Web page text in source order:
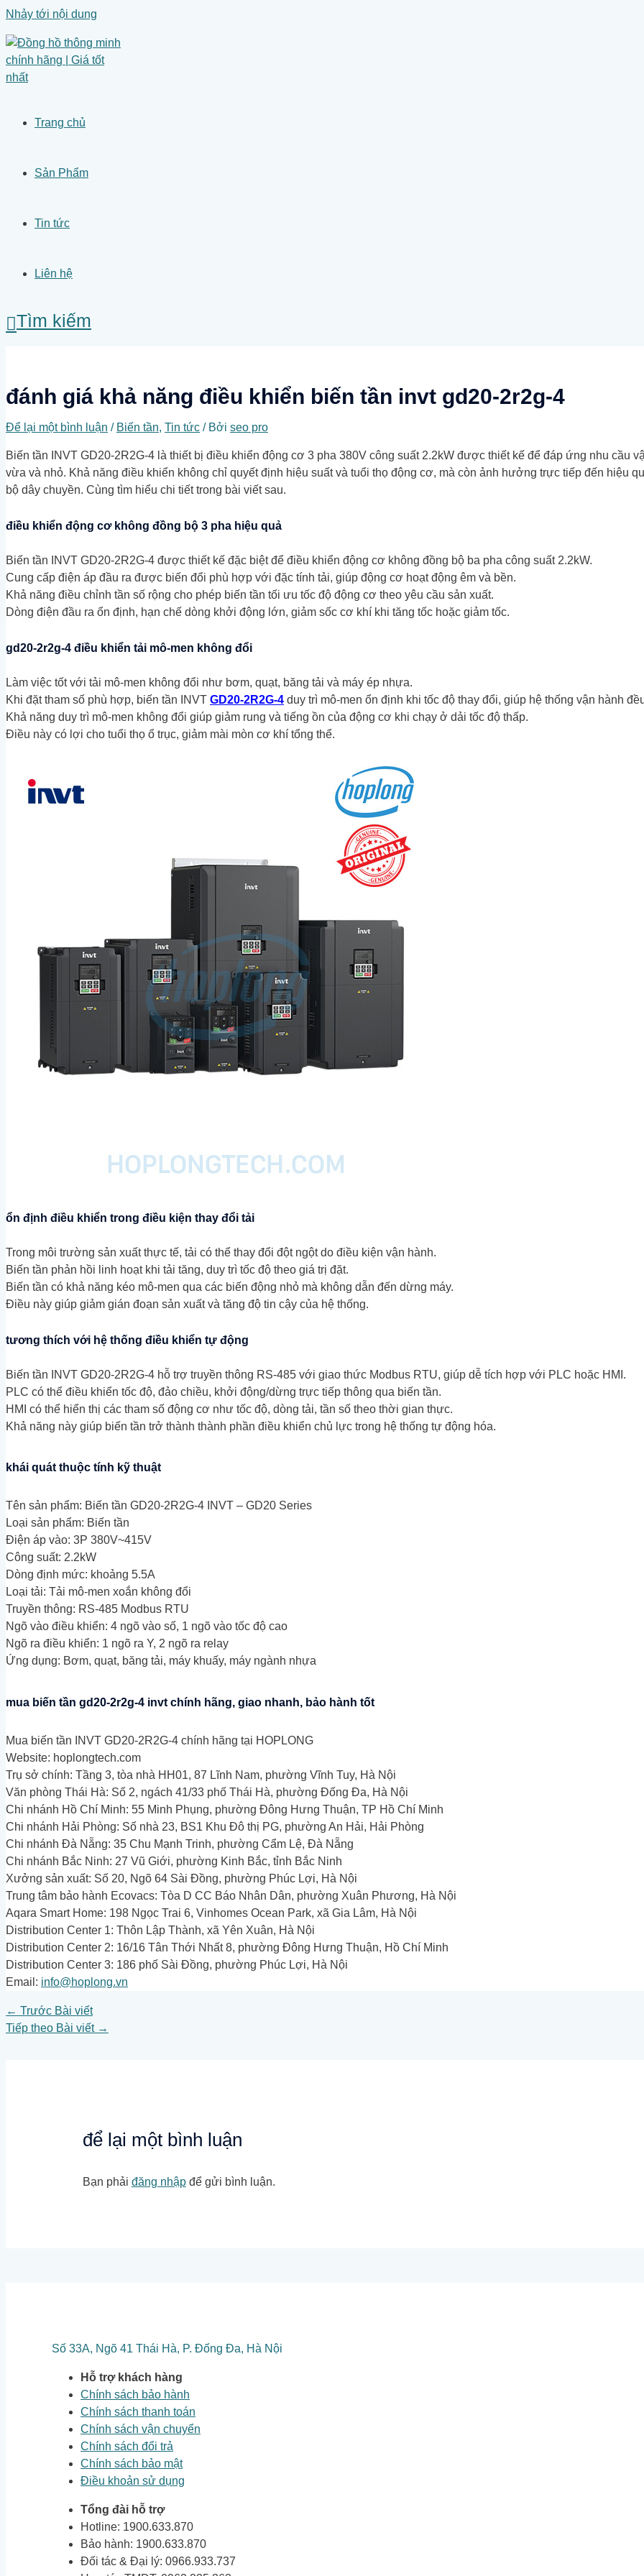
Nhảy tới nội dung
Trang chủ
Sản Phẩm
Tin tức
Liên hệ
Tìm kiếm
đánh giá khả năng điều khiển biến tần invt gd20-2r2g-4
Để lại một bình luận / Biến tần, Tin tức / Bởi seo pro
Biến tần INVT GD20-2R2G-4 là thiết bị điều khiển động cơ 3 pha 380V công suất 2.2kW được thiết kế để đáp ứng nhu cầu
vừa và nhỏ. Khả năng điều khiển không chỉ quyết định hiệu suất và tuổi thọ động cơ, mà còn ảnh hưởng trực tiếp đến hiệu
bộ dây chuyền. Cùng tìm hiểu chi tiết trong bài viết sau.
điều khiển động cơ không đồng bộ 3 pha hiệu quả
Biến tần INVT GD20-2R2G-4 được thiết kế đặc biệt để điều khiển động cơ không đồng bộ ba pha công suất 2.2kW.
Cung cấp điện áp đầu ra được biến đổi phù hợp với đặc tính tải, giúp động cơ hoạt động êm và bền.
Khả năng điều chỉnh tần số rộng cho phép biến tần tối ưu tốc độ động cơ theo yêu cầu sản xuất.
Dòng điện đầu ra ổn định, hạn chế dòng khởi động lớn, giảm sốc cơ khí khi tăng tốc hoặc giảm tốc.
gd20-2r2g-4 điều khiển tải mô-men không đổi
Làm việc tốt với tải mô-men không đổi như bơm, quạt, băng tải và máy ép nhựa.
Khi đặt tham số phù hợp, biến tần INVT GD20-2R2G-4 duy trì mô-men ổn định khi tốc độ thay đổi, giúp hệ thống vận hành
Khả năng duy trì mô-men không đổi giúp giảm rung và tiếng ồn của động cơ khi chạy ở dải tốc độ thấp.
Điều này có lợi cho tuổi thọ ổ trục, giảm mài mòn cơ khí tổng thể.
ổn định điều khiển trong điều kiện thay đổi tải
Trong môi trường sản xuất thực tế, tải có thể thay đổi đột ngột do điều kiện vận hành.
Biến tần phản hồi linh hoạt khi tải tăng, duy trì tốc độ theo giá trị đặt.
Biến tần có khả năng kéo mô-men qua các biến động nhỏ mà không dẫn đến dừng máy.
Điều này giúp giảm gián đoạn sản xuất và tăng độ tin cậy của hệ thống.
tương thích với hệ thống điều khiển tự động
Biến tần INVT GD20-2R2G-4 hỗ trợ truyền thông RS-485 với giao thức Modbus RTU, giúp dễ tích hợp với PLC hoặc HMI.
PLC có thể điều khiển tốc độ, đảo chiều, khởi động/dừng trực tiếp thông qua biến tần.
HMI có thể hiển thị các tham số động cơ như tốc độ, dòng tải, tần số theo thời gian thực.
Khả năng này giúp biến tần trở thành thành phần điều khiển chủ lực trong hệ thống tự động hóa.
khái quát thuộc tính kỹ thuật
Tên sản phẩm: Biến tần GD20-2R2G-4 INVT – GD20 Series
Loại sản phẩm: Biến tần
Điện áp vào: 3P 380V~415V
Công suất: 2.2kW
Dòng định mức: khoảng 5.5A
Loại tải: Tải mô-men xoắn không đổi
Truyền thông: RS-485 Modbus RTU
Ngõ vào điều khiển: 4 ngõ vào số, 1 ngõ vào tốc độ cao
Ngõ ra điều khiển: 1 ngõ ra Y, 2 ngõ ra relay
Ứng dụng: Bơm, quạt, băng tải, máy khuấy, máy ngành nhựa
mua biến tần gd20-2r2g-4 invt chính hãng, giao nhanh, bảo hành tốt
Mua biến tần INVT GD20-2R2G-4 chính hãng tại HOPLONG
Website: hoplongtech.com
Trụ sở chính: Tầng 3, tòa nhà HH01, 87 Lĩnh Nam, phường Vĩnh Tuy, Hà Nội
Văn phòng Thái Hà: Số 2, ngách 41/33 phố Thái Hà, phường Đống Đa, Hà Nội
Chi nhánh Hồ Chí Minh: 55 Minh Phụng, phường Đông Hưng Thuận, TP Hồ Chí Minh
Chi nhánh Hải Phòng: Số nhà 23, BS1 Khu Đô thị PG, phường An Hải, Hải Phòng
Chi nhánh Đà Nẵng: 35 Chu Mạnh Trinh, phường Cẩm Lệ, Đà Nẵng
Chi nhánh Bắc Ninh: 27 Vũ Giới, phường Kinh Bắc, tỉnh Bắc Ninh
Xưởng sản xuất: Số 20, Ngõ 64 Sài Đồng, phường Phúc Lợi, Hà Nội
Trung tâm bảo hành Ecovacs: Tòa D CC Báo Nhân Dân, phường Xuân Phương, Hà Nội
Aqara Smart Home: 198 Ngọc Trai 6, Vinhomes Ocean Park, xã Gia Lâm, Hà Nội
Distribution Center 1: Thôn Lập Thành, xã Yên Xuân, Hà Nội
Distribution Center 2: 16/16 Tân Thới Nhất 8, phường Đông Hưng Thuận, Hồ Chí Minh
Distribution Center 3: 186 phố Sài Đồng, phường Phúc Lợi, Hà Nội
Email: info@hoplong.vn
← Trước Bài viết
Tiếp theo Bài viết →
để lại một bình luận
Bạn phải đăng nhậpđể gửi bình luận.
Số 33A, Ngõ 41 Thái Hà, P. Đống Đa, Hà Nội
Hỗ trợ khách hàng
Chính sách bảo hành
Chính sách thanh toán
Chính sách vận chuyển
Chính sách đổi trả
Chính sách bảo mật
Điều khoản sử dụng
Tổng đài hỗ trợ
Hotline: 1900.633.870
Bảo hành: 1900.633.870
Đối tác & Đại lý: 0966.933.737